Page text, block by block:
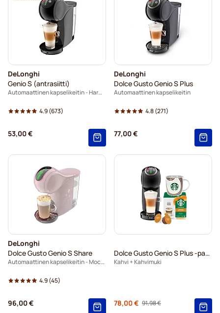
DeLonghi
Genio S (antrasiitti)
Automaattinen kapselikeitin - Harmaa
4.9(673)
53,00 €
DeLonghi
Dolce Gusto Genio S Plus
Automaattinen kapselikeitin
4.8(271)
77,00 €
DeLonghi
Dolce Gusto Genio S Share
Automaattinen kapselikeitin - Mocha
4.9(45)
96,00 €
Dolce Gusto Genio S Plus -paketti
Kahvi + Kahvimuki
Regular Price
91,98 €
78,00 €